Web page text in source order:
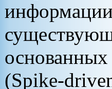
(Spike-